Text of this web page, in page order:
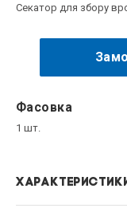
Секатор для збору
Фасовка
1 шт.